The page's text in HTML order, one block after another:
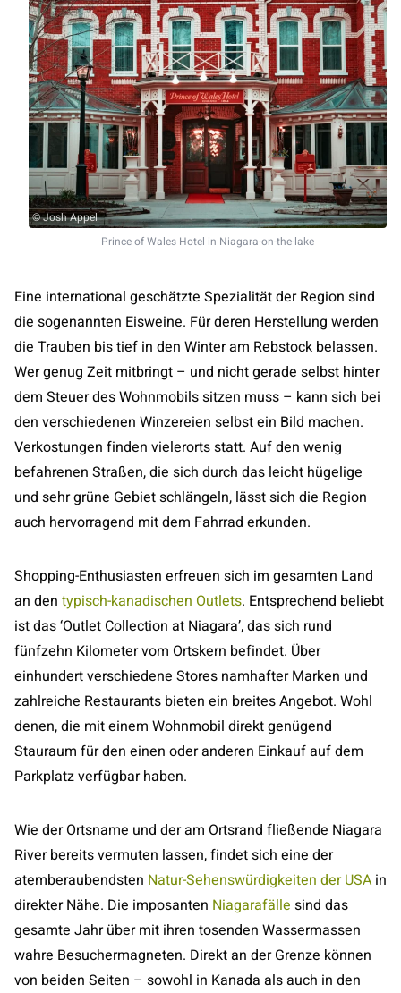
© Josh Appel
Prince of Wales Hotel in Niagara-on-the-lake
Eine international geschätzte Spezialität der Region sind
die sogenannten Eisweine. Für deren Herstellung werden
die Trauben bis tief in den Winter am Rebstock belassen.
Wer genug Zeit mitbringt – und nicht gerade selbst hinter
dem Steuer des Wohnmobils sitzen muss – kann sich bei
den verschiedenen Winzereien selbst ein Bild machen.
Verkostungen finden vielerorts statt. Auf den wenig
befahrenen Straßen, die sich durch das leicht hügelige
und sehr grüne Gebiet schlängeln, lässt sich die Region
auch hervorragend mit dem Fahrrad erkunden.
Shopping-Enthusiasten erfreuen sich im gesamten Land
an den typisch-kanadischen Outlets. Entsprechend beliebt
ist das ‘Outlet Collection at Niagara’, das sich rund
fünfzehn Kilometer vom Ortskern befindet. Über
einhundert verschiedene Stores namhafter Marken und
zahlreiche Restaurants bieten ein breites Angebot. Wohl
denen, die mit einem Wohnmobil direkt genügend
Stauraum für den einen oder anderen Einkauf auf dem
Parkplatz verfügbar haben.
Wie der Ortsname und der am Ortsrand fließende Niagara
River bereits vermuten lassen, findet sich eine der
atemberaubendsten Natur-Sehenswürdigkeiten der USA in
direkter Nähe. Die imposanten Niagarafälle sind das
gesamte Jahr über mit ihren tosenden Wassermassen
wahre Besuchermagneten. Direkt an der Grenze können
von beiden Seiten – sowohl in Kanada als auch in den